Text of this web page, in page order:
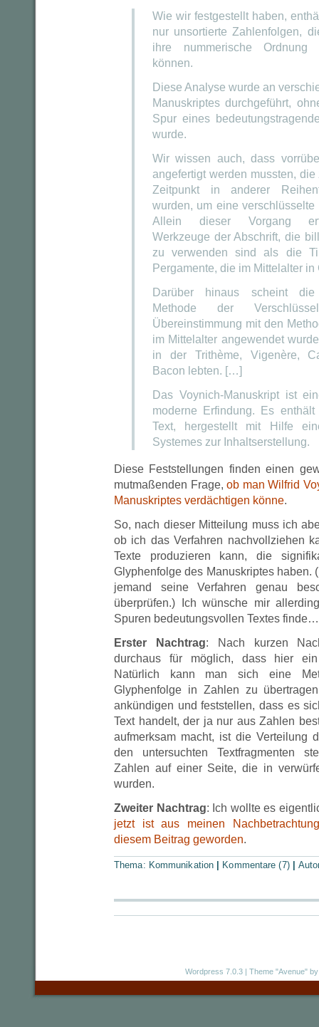
Wie wir festgestellt haben,
nur unsortierte Zahlenfolgen,
ihre nummerische Ordnung
können.
Diese Analyse wurde an
Manuskriptes durchgeführt,
Spur eines
wurde.
Wir wissen auch, dass
angefertigt werden mussten,
Zeitpunkt in anderer
wurden, um eine
Allein dieser Vorgang
Werkzeuge der Abschrift, die
zu verwenden sind als die
Pergamente, die im Mittelalter
Darüber hinaus scheint
Methode der
Übereinstimmung mit den
im Mittelalter angewendet
in der Trithème, Vigenère,
Bacon lebten. […]
Das Voynich-Manuskript ist
moderne Erfindung. Es
Text, hergestellt mit Hilfe
Systemes zur Inhaltserstellung.
Diese Feststellungen finden einen
mutmaßenden Frage, ob man Wilfrid
Manuskriptes verdächtigen könne.
So, nach dieser Mitteilung muss ich
ob ich das Verfahren nachvollziehen
Texte produzieren kann, die
Glyphenfolge des Manuskriptes haben.
jemand seine Verfahren genau
überprüfen.) Ich wünsche mir
Spuren bedeutungsvollen Textes finde…
Erster Nachtrag: Nach kurzen
durchaus für möglich, dass hier
Natürlich kann man sich eine
Glyphenfolge in Zahlen zu
ankündigen und feststellen, dass es
Text handelt, der ja nur aus Zahlen
aufmerksam macht, ist die Verteilung
den untersuchten Textfragmenten
Zahlen auf einer Seite, die in
wurden.
Zweiter Nachtrag: Ich wollte es
jetzt ist aus meinen
diesem Beitrag geworden.
Thema: Kommunikation Kommentare (7)|
Wordpress 7.0.3 | Theme "Avenue"